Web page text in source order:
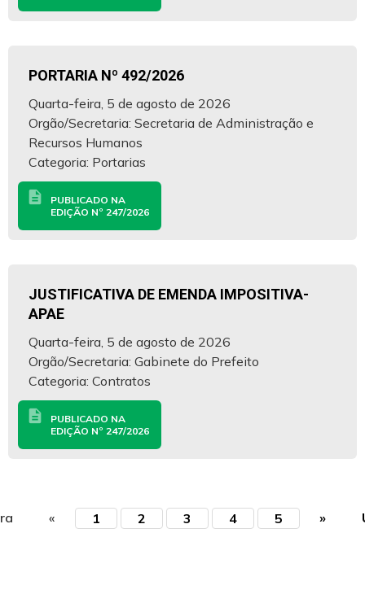
PORTARIA Nº 492/2026
Quarta-feira, 5 de agosto de 2026
Orgão/Secretaria: Secretaria de Administração e
Recursos Humanos
Categoria: Portarias
description
PUBLICADO NA
EDIÇÃO Nº 247/2026
JUSTIFICATIVA DE EMENDA IMPOSITIVA-
APAE
Quarta-feira, 5 de agosto de 2026
Orgão/Secretaria: Gabinete do Prefeito
Categoria: Contratos
description
PUBLICADO NA
EDIÇÃO Nº 247/2026
« 1 2 3 4 5 »